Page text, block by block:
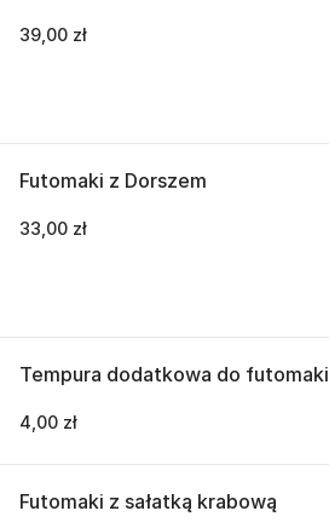
39,00 zł
Futomaki z Dorszem
33,00 zł
Tempura dodatkowa do futomaki
4,00 zł
Futomaki z sałatką krabową